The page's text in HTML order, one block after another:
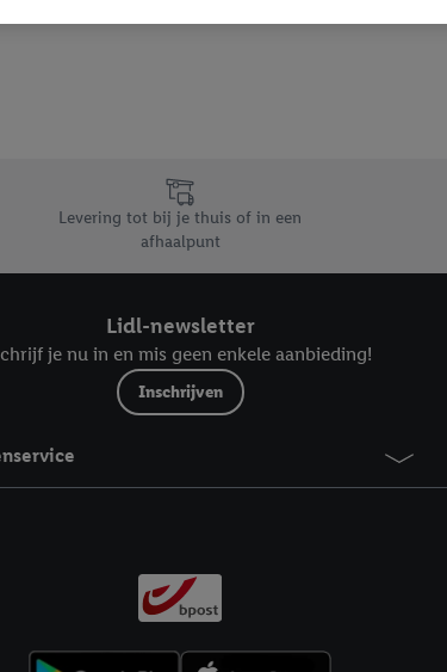
Levering tot bij je thuis of in een
afhaalpunt
Lidl-newsletter
je nu in en mis geen enkele aanbieding!
Inschrijven
en verschillende Lidl-diensten worden
gegevens en uw recht om uw toestemming te allen tijde met
privacyverklaring .Je vindt het impressum hier.